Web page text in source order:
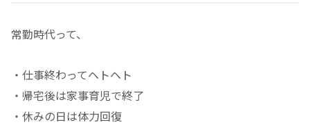
常勤時代って、
・仕事終わってヘトヘト
・帰宅後は家事育児で終了
・休みの日は体力回復